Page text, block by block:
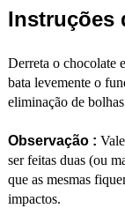
Instruções
Derreta o chocolate
bata levemente o
eliminação de
Observação :
ser feitas duas (ou
que as mesmas
impactos.